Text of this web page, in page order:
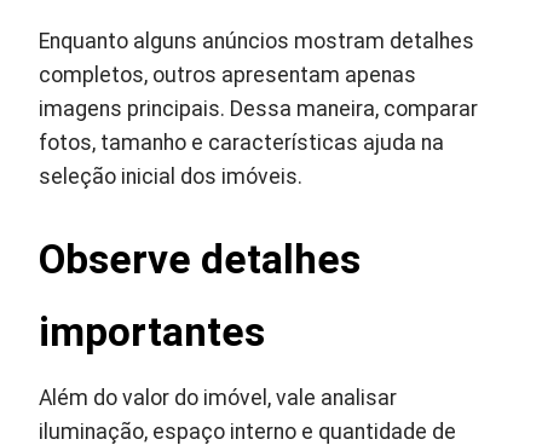
Enquanto alguns anúncios mostram detalhes
completos, outros apresentam apenas
imagens principais. Dessa maneira, comparar
fotos, tamanho e características ajuda na
seleção inicial dos imóveis.
Observe detalhes
importantes
Além do valor do imóvel, vale analisar
iluminação, espaço interno e quantidade de